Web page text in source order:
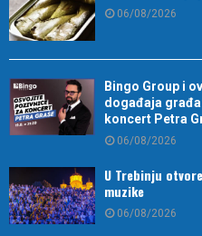
06/08/2026
Bingo Group i
događaja
koncert Petra
06/08/2026
U Trebinju
muzike
06/08/2026